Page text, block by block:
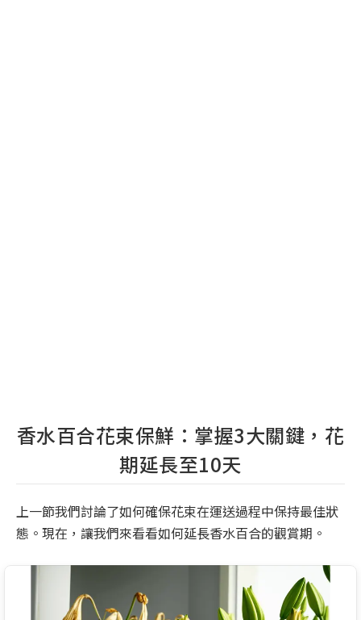
香水百合花束保鮮：掌握3大關鍵，花
期延長至10天
上一節我們討論了如何確保花束在運送過程中保持最佳狀
態。現在，讓我們來看看如何延長香水百合的觀賞期。